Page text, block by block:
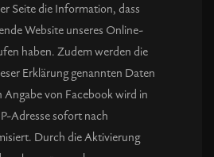
Seite die Information, dass
Website unseres Online-
haben. Zudem werden die
Erklärung genannten Daten
von Facebook wird in
Adresse sofort nach
Durch die Aktivierung